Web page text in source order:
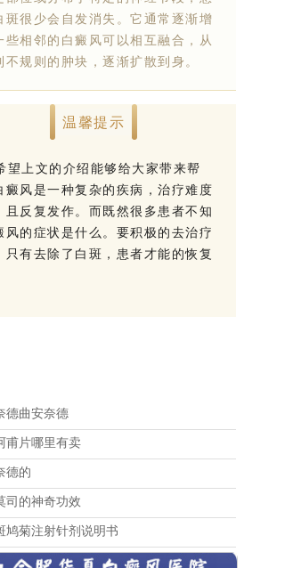
斑很少会自发消失。它通常逐渐增
些相邻的白癜风可以相互融合，从
不规则的肿块，逐渐扩散到身。
温馨提示
文的介绍能够给大家带来帮
癜风是一种复杂的疾病，治疗难度
且反复发作。而既然很多患者不知
风的症状是什么。要积极的去治疗
只有去除了白斑，患者才能的恢复
德曲安奈德
甫片哪里有卖
德的
司的神奇功效
鸠菊注射针剂说明书